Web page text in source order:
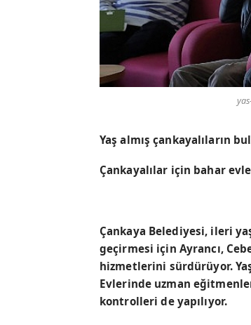
Yaş almış çankayalıların
Çankayalılar için bahar
Çankaya Belediyesi, ileri
geçirmesi için Ayrancı,
hizmetlerini sürdürüyor.
Evlerinde uzman
kontrolleri de yapılıyor.